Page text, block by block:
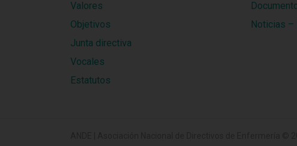
Valores
Objetivos
Junta directiva
Vocales
Estatutos
Noticias –